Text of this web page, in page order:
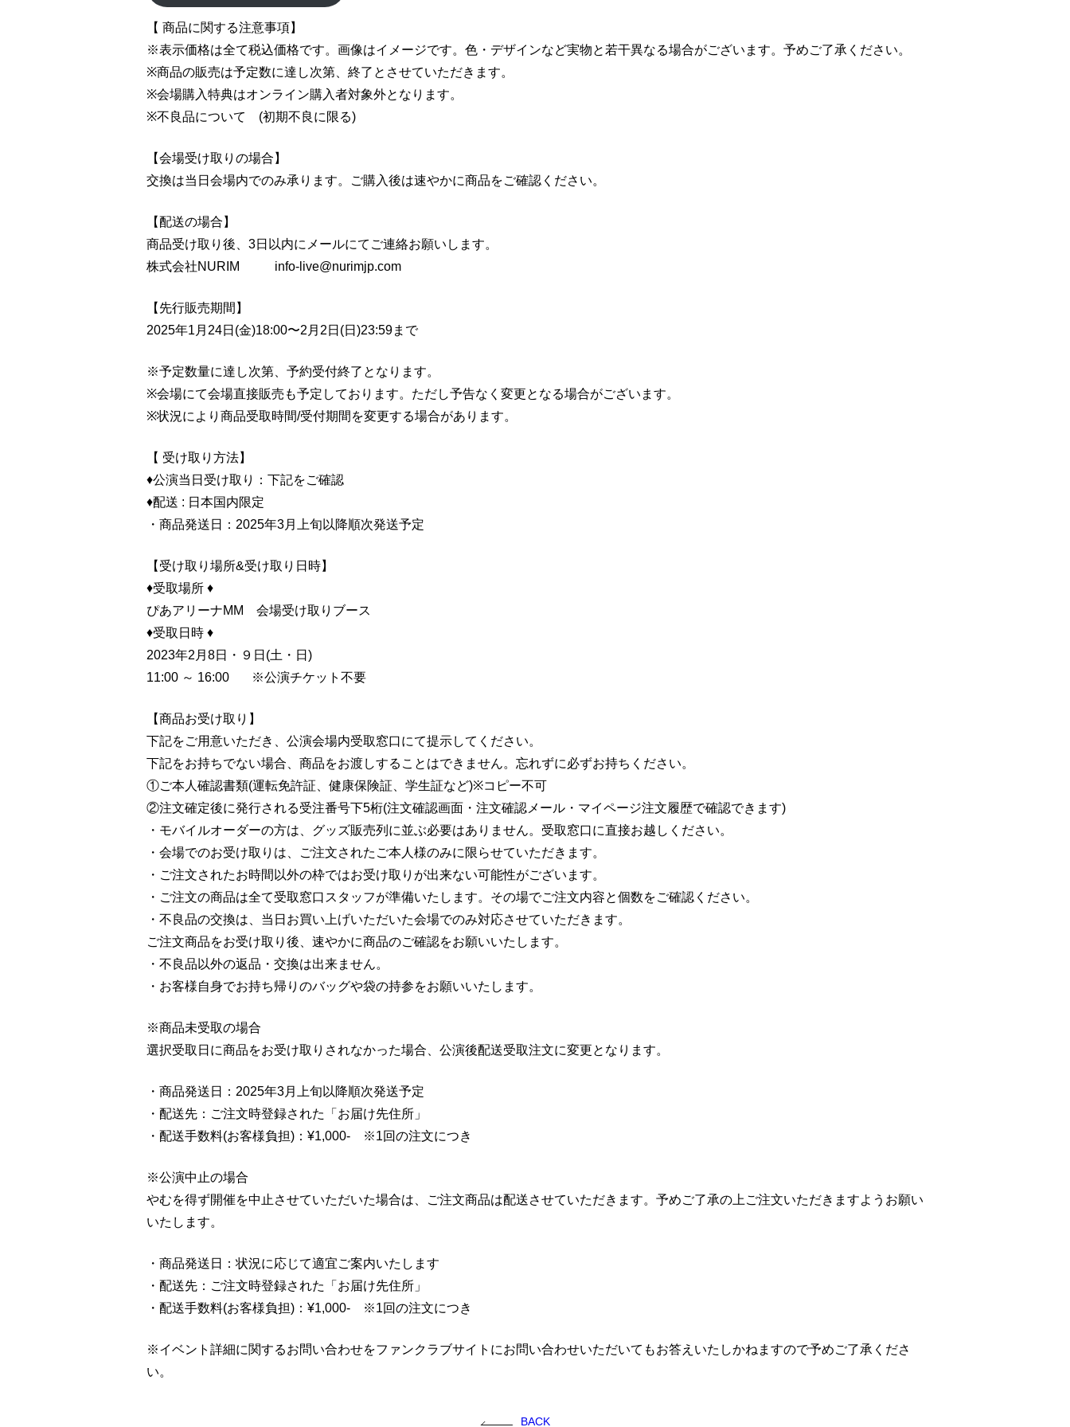
【 商品に関する注意事項】
※表示価格は全て税込価格です。画像はイメージです。色・デザインなど実物と若干異なる場合がございます。予めご了承ください。
※商品の販売は予定数に達し次第、終了とさせていただきます。
※会場購入特典はオンライン購入者対象外となります。
※不良品について (初期不良に限る)
【会場受け取りの場合】
交換は当日会場内でのみ承ります。ご購入後は速やかに商品をご確認ください。
【配送の場合】
商品受け取り後、3日以内にメールにてご連絡お願いします。
株式会社NURIM info-live@nurimjp.com
【先行販売期間】
2025年1月24日(金)18:00〜2月2日(日)23:59まで
※予定数量に達し次第、予約受付終了となります。
※会場にて会場直接販売も予定しております。ただし予告なく変更となる場合がございます。
※状況により商品受取時間/受付期間を変更する場合があります。
【 受け取り方法】
♦公演当日受け取り：下記をご確認
♦配送 : 日本国内限定
・商品発送日：2025年3月上旬以降順次発送予定
【受け取り場所&受け取り日時】
♦受取場所 ♦
ぴあアリーナMM 会場受け取りブース
♦受取日時 ♦
2023年2月8日・９日(土・日)
11:00 ～ 16:00 ※公演チケット不要
【商品お受け取り】
下記をご用意いただき、公演会場内受取窓口にて提示してください。
下記をお持ちでない場合、商品をお渡しすることはできません。忘れずに必ずお持ちください。
①ご本人確認書類(運転免許証、健康保険証、学生証など)※コピー不可
②注文確定後に発行される受注番号下5桁(注文確認画面・注文確認メール・マイページ注文履歴で確認できます)
・モバイルオーダーの方は、グッズ販売列に並ぶ必要はありません。受取窓口に直接お越しください。
・会場でのお受け取りは、ご注文されたご本人様のみに限らせていただきます。
・ご注文されたお時間以外の枠ではお受け取りが出来ない可能性がございます。
・ご注文の商品は全て受取窓口スタッフが準備いたします。その場でご注文内容と個数をご確認ください。
・不良品の交換は、当日お買い上げいただいた会場でのみ対応させていただきます。
ご注文商品をお受け取り後、速やかに商品のご確認をお願いいたします。
・不良品以外の返品・交換は出来ません。
・お客様自身でお持ち帰りのバッグや袋の持参をお願いいたします。
※商品未受取の場合
選択受取日に商品をお受け取りされなかった場合、公演後配送受取注文に変更となります。
・商品発送日：2025年3月上旬以降順次発送予定
・配送先：ご注文時登録された「お届け先住所」
・配送手数料(お客様負担)：¥1,000- ※1回の注文につき
※公演中止の場合
やむを得ず開催を中止させていただいた場合は、ご注文商品は配送させていただきます。予めご了承の上ご注文いただきますようお願い
いたします。
・商品発送日：状況に応じて適宜ご案内いたします
・配送先：ご注文時登録された「お届け先住所」
・配送手数料(お客様負担)：¥1,000- ※1回の注文につき
※イベント詳細に関するお問い合わせをファンクラブサイトにお問い合わせいただいてもお答えいたしかねますので予めご了承くださ
い。
BACK